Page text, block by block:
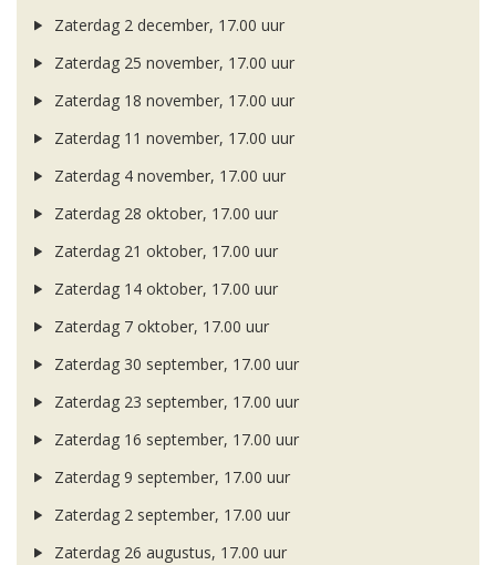
Zaterdag 2 december, 17.00 uur
Zaterdag 25 november, 17.00 uur
Zaterdag 18 november, 17.00 uur
Zaterdag 11 november, 17.00 uur
Zaterdag 4 november, 17.00 uur
Zaterdag 28 oktober, 17.00 uur
Zaterdag 21 oktober, 17.00 uur
Zaterdag 14 oktober, 17.00 uur
Zaterdag 7 oktober, 17.00 uur
Zaterdag 30 september, 17.00 uur
Zaterdag 23 september, 17.00 uur
Zaterdag 16 september, 17.00 uur
Zaterdag 9 september, 17.00 uur
Zaterdag 2 september, 17.00 uur
Zaterdag 26 augustus, 17.00 uur